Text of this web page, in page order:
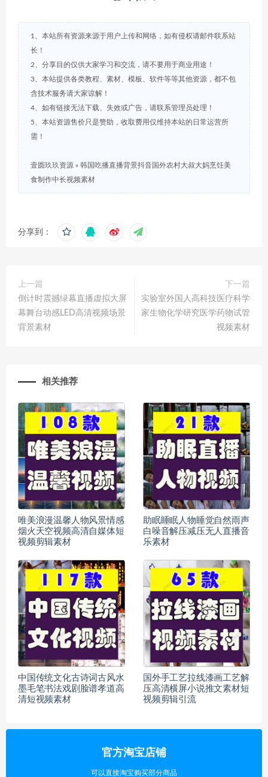
1、本站所有资源来源于用户上传和网络，如有侵权请邮件联系站
长！
2、分享目的仅供大家学习和交流，请不要用于商业用途！
3、本站提供各类教程、素材、模板、软件等等其他资源，都不包
含技术服务请大家谅解！
4、如有链接无法下载、失效或广告，请联系管理员处理！
5、本站资源售价只是赞助，收取费用仅维持本站的日常运营所
需！
壹圆玖玖资源 » 韩国吃播直播背景抖音国外农村大叔大妈烹饪美
食制作中长视频素材
分享到：
上一篇
倒计时震撼绿幕直播虚拟大屏
幕舞台动感LED高清视频场景
背景素材
下一篇
实验室外国人高科技医疗科学
家生物化学研究医学药物试管
视频素材
相关推荐
唯美浪漫温馨人物风景情感
烟火天空视频高清自媒体短
视频剪辑素材
助眠睡眠人物睡觉自然雨声
白噪音解压减压无人直播音
乐素材
中国传统文化古诗词古风水
墨毛笔书法戏剧脸谱孝道高
清短视频素材
国外手工艺拉线漆画工艺解
压高清横屏小说推文素材短
视频剪辑引流
官方淘宝店铺
可以直接淘宝购买部分商品